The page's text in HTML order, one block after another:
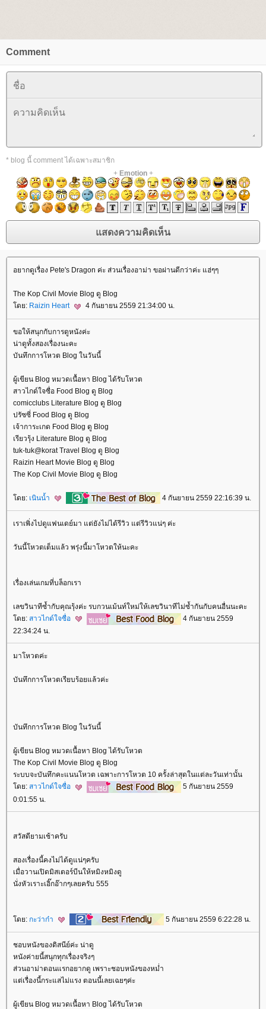
Comment
* blog นี้ comment ได้เฉพาะสมาชิก
+ Emotion+
อยากดูเรื่อง Pete's Dragon ค่ะ ส่วนเรื่องอาม่า ขอผ่านดีกว่าค่ะ แฮ่ๆๆ
The Kop Civil Movie Blog ดู Blog
ดย: Raizin Heart 4 กันยายน 2559 21:34:00 น.
ขอให้สนุกกับการดูหนังค่ะ
น่าดูทั้งสองเรื่องนะคะ
บันทึกการโหวต Blog ในวันนี้
ผู้เขียน Blog หมวดเนื้อหา Blog ได้รับโหวต
สาวไกด์ใจซื่อ Food Blog ดู Blog
comicclubs Literature Blog ดู Blog
ปรัซซี่ Food Blog ดู Blog
เจ้าการะเกด Food Blog ดู Blog
เรียวรุ้ง Literature Blog ดู Blog
tuk-tuk@korat Travel Blog ดู Blog
Raizin Heart Movie Blog ดู Blog
The Kop Civil Movie Blog ดู Blog
ดย: เนินน้ำ 4 กันยายน 2559 22:16:39 น.
เราเพิ่งไปดูแฟนเดย์มา แต่ยังไม่ได้รีวิว แต่รีวิวแน่ๆ ค่ะ
วันนี้โหวตเต็มแล้ว พรุ่งนี้มาโหวตให้นะคะ
เรื่องเล่นเกมที่บล็อกเรา
เลขวินาทีซ้ำกับคุณรุ้งค่ะ รบกวนเม้นท์ใหม่ให้เลขวินาทีไม่ซ้ำกันกับคนอื่นนะคะ
ดย: สาวไกด์ใจซื่อ
4 กันยายน 2559
22:34:24 น.
มาโหวตค่ะ
บันทึกการโหวตเรียบร้อยแล้วค่ะ
บันทึกการโหวต Blog ในวันนี้
ผู้เขียน Blog หมวดเนื้อหา Blog ได้รับโหวต
The Kop Civil Movie Blog ดู Blog
ระบบจะบันทึกคะแนนโหวต เฉพาะการโหวต 10 ครั้งล่าสุดในแต่ละวันเท่านั้น
ดย: สาวไกด์ใจซื่อ
5 กันยายน 2559
0:01:55 น.
สวัสดียามเช้าครับ
สองเรื่องนี้คงไม่ได้ดูแน่ๆครับ
เมื่อวานเปิดมิสเตอร์บีนให้หมิงหมิงดู
นั่งหัวเราะเอิ๊กอ๊ากๆเลยครับ 555
ดย: กะว่าก๋า 5 กันยายน 2559 6:22:28 น.
ชอบหนังของดิสนีย์ค่ะ น่าดู
หนังค่ายนี้สนุกทุกเรื่องจริงๆ
ส่วนอาม่าตอนแรกอยากดู เพราะชอบหนังของหม่ำ
ต่เรื่องนี้กระแสไม่แรง ตอนนี้เลยเฉยๆค่ะ
ผู้เขียน Blog หมวดเนื้อหา Blog ได้รับโหวต